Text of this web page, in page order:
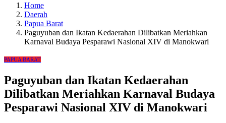
Home
Daerah
Papua Barat
Paguyuban dan Ikatan Kedaerahan Dilibatkan Meriahkan
Karnaval Budaya Pesparawi Nasional XIV di Manokwari
PAPUA BARAT
Paguyuban dan Ikatan Kedaerahan
Dilibatkan Meriahkan Karnaval Budaya
Pesparawi Nasional XIV di Manokwari